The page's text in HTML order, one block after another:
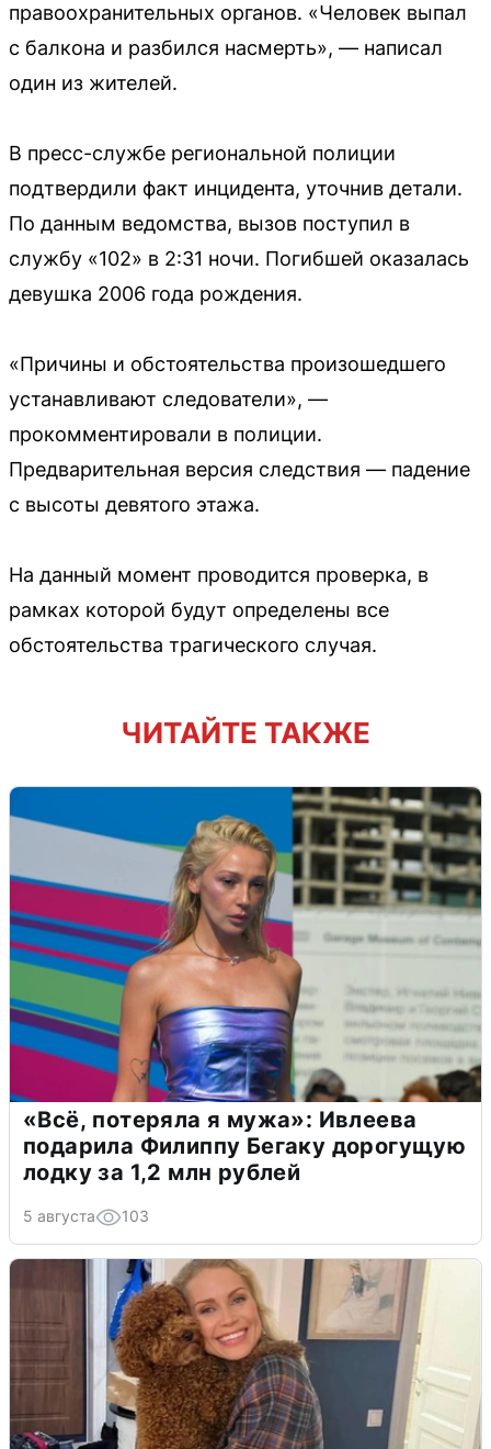
правоохранительных органов. «Человек выпал
с балкона и разбился насмерть», — написал
один из жителей.
В пресс-службе региональной полиции
подтвердили факт инцидента, уточнив детали.
По данным ведомства, вызов поступил в
службу «102» в 2:31 ночи. Погибшей оказалась
девушка 2006 года рождения.
«Причины и обстоятельства произошедшего
устанавливают следователи», —
прокомментировали в полиции.
Предварительная версия следствия — падение
с высоты девятого этажа.
На данный момент проводится проверка, в
рамках которой будут определены все
обстоятельства трагического случая.
ЧИТАЙТЕ ТАКЖЕ
«Всё, потеряла я мужа»: Ивлеева
подарила Филиппу Бегаку дорогущую
лодку за 1,2 млн рублей
5 августа 103